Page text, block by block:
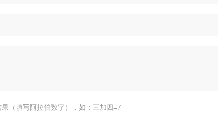
（填写阿拉伯数字），如：三加四=7